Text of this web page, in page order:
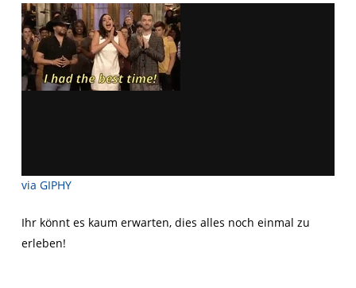
via GIPHY
Ihr könnt es kaum erwarten, dies alles noch einmal zu
erleben!